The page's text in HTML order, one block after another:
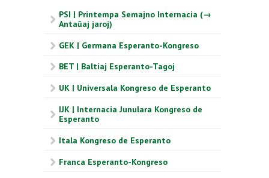
PSI | Printempa Semajno Internacia (→
Antaŭaj jaroj)
GEK | Germana Esperanto-Kongreso
BET | Baltiaj Esperanto-Tagoj
UK | Universala Kongreso de Esperanto
IJK | Internacia Junulara Kongreso de
Esperanto
Itala Kongreso de Esperanto
Franca Esperanto-Kongreso